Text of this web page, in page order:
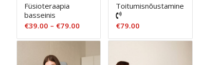
Füsioteraapia
basseinis
€39.00 – €79.00Hinnavahemik:
€39.00
€79.00
Toitumisnõustamine
€79.00